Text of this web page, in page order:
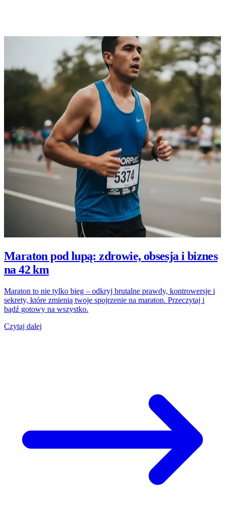
Maraton pod lupą: zdrowie, obsesja i biznes
na 42 km
Maraton to nie tylko bieg – odkryj brutalne prawdy, kontrowersje i
sekrety, które zmienią twoje spojrzenie na maraton. Przeczytaj i
bądź gotowy na wszystko.
Czytaj dalej